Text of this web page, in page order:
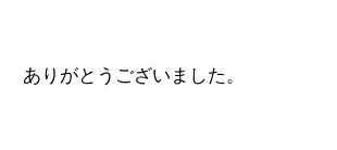
ありがとうございました。